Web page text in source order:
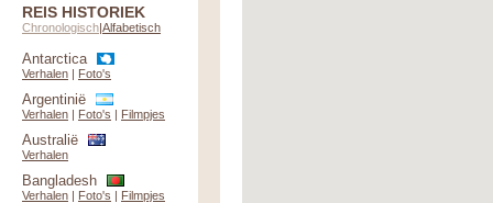
REIS HISTORIEK
Chronologisch|Alfabetisch
Antarctica
Verhalen | Foto's
Argentinië
Verhalen | Foto's | Filmpjes
Australië
Verhalen
Bangladesh
Verhalen | Foto's | Filmpjes